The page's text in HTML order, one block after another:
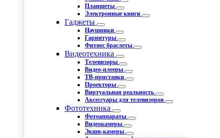
Планшеты
Электронные книги
Гаджеты
Наушники
Гарнитуры
Фитнес браслеты
Видеотехника
Телевизоры
Видео-плееры
ТВ-приставки
Проекторы
Виртуальная реальность
Аксессуары для телевизоров
Фототехника
Фотоаппараты
Видеокамеры
Экшн-камеры